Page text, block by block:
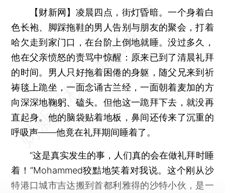
【财新网】 凌晨四点，街灯昏暗。一个身着白
色长袍、脚踩拖鞋的男人告别与朋友的聚会，打着
哈欠走到家门口，在台阶上倒地就睡。没过多久，
他在父亲愤怒的责骂中惊醒：原来已到了清晨礼拜
的时间。男人只好拖着困倦的身躯，随父兄来到祈
祷毯上跪坐，一面念诵古兰经，一面朝着麦加的方
向深深地鞠躬、磕头。但他这一跪拜下去，就没再
直起身。他的脑袋贴着地板，鼻间还传来了沉重的
呼吸声——他竟在礼拜期间睡着了。
“这是真实发生的事，人们真的会在做礼拜时睡
着！”Mohammed狡黠地笑着对我说。这个刚从沙
特港口城市吉达搬到首都利雅得的沙特小伙，是一